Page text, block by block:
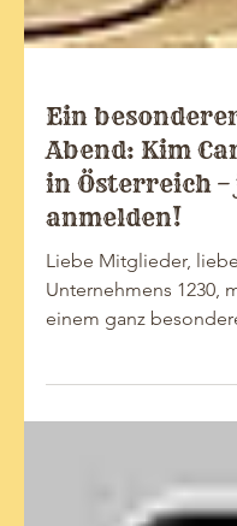
Ein
in Österreich –
anmelden!